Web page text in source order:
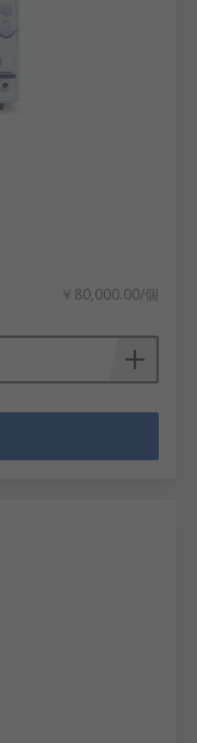
￥80,000.00/個